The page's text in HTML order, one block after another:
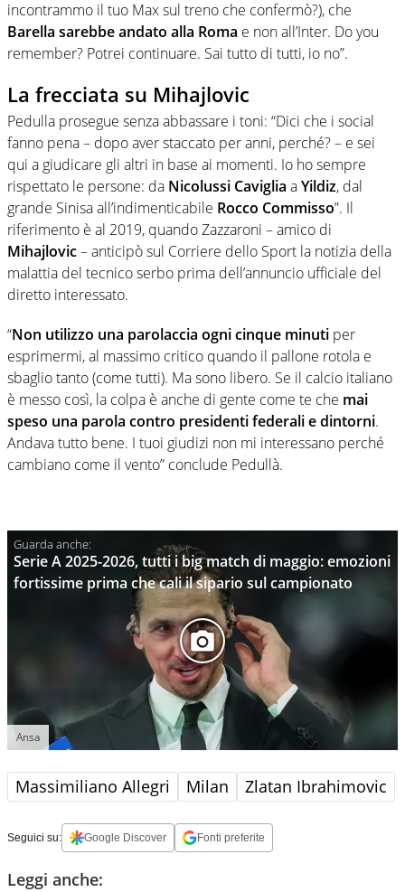
incontrammo il tuo Max sul treno che confermò?), che
Barella sarebbe andato alla Roma e non all’Inter. Do you
remember? Potrei continuare. Sai tutto di tutti, io no”.
La frecciata su Mihajlovic
Pedulla prosegue senza abbassare i toni: “Dici che i social
fanno pena – dopo aver staccato per anni, perché? – e sei
qui a giudicare gli altri in base ai momenti. Io ho sempre
rispettato le persone: da Nicolussi Caviglia aYildiz, dal
grande Sinisa all’indimenticabile Rocco Commisso”. Il
riferimento è al 2019, quando Zazzaroni – amico di
Mihajlovic– anticipò sul Corriere dello Sport la notizia della
malattia del tecnico serbo prima dell’annuncio ufficiale del
diretto interessato.
“Non utilizzo una parolaccia ogni cinque minuti per
esprimermi, al massimo critico quando il pallone rotola e
sbaglio tanto (come tutti). Ma sono libero. Se il calcio italiano
è messo così, la colpa è anche di gente come te che mai
speso una parola contro presidenti federali e dintorni.
Andava tutto bene. I tuoi giudizi non mi interessano perché
cambiano come il vento” conclude Pedullà.
Serie A 2025-2026, tutti i big match di maggio: emozioni
fortissime prima che cali il sipario sul campionato
Ansa
Massimiliano Allegri Milan Zlatan Ibrahimovic
Seguici su: Google Discover Fonti preferite
Leggi anche: